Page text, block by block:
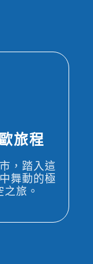
旅程
，踏入這
舞動的極
旅。